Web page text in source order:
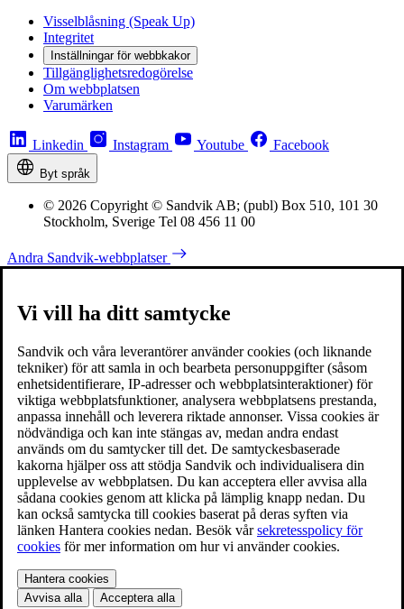
Visselblåsning (Speak Up)
Integritet
Inställningar för webbkakor
Tillgänglighetsredogörelse
Om webbplatsen
Varumärken
Linkedin Instagram Youtube Facebook
Byt språk
© 2026 Copyright © Sandvik AB; (publ) Box 510, 101 30
Stockholm, Sverige Tel 08 456 11 00
Andra Sandvik-webbplatser
Vi vill ha ditt samtycke
Sandvik och våra leverantörer använder cookies (och liknande
tekniker) för att samla in och bearbeta personuppgifter (såsom
enhetsidentifierare, IP-adresser och webbplatsinteraktioner) för
viktiga webbplatsfunktioner, analysera webbplatsens prestanda,
anpassa innehåll och leverera riktade annonser. Vissa cookies är
nödvändiga och kan inte stängas av, medan andra endast
används om du samtycker till det. De samtyckesbaserade
kakorna hjälper oss att stödja Sandvik och individualisera din
upplevelse av webbplatsen. Du kan acceptera eller avvisa alla
sådana cookies genom att klicka på lämplig knapp nedan. Du
kan också samtycka till cookies baserat på deras syften via
länken Hantera cookies nedan. Besök vårsekretesspolicy för
cookies för mer information om hur vi använder cookies.
Hantera cookies
Avvisa alla
Acceptera alla